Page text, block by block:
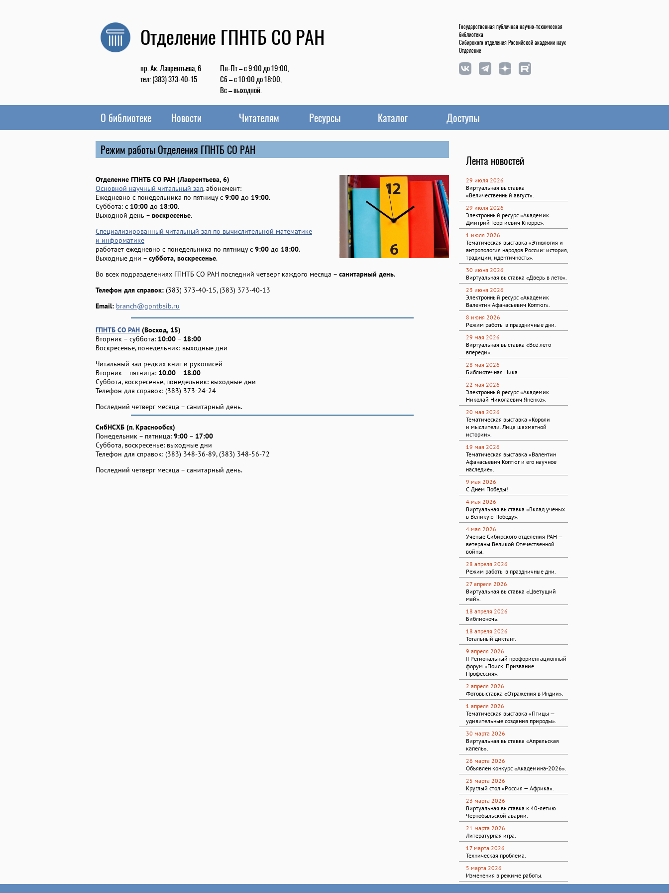
Отделение ГПНТБ СО РАН
Государственная публичная научно-техническая
библиотека
Сибирского отделения Российской академии наук
Отделение
пр. Ак. Лаврентьева, 6
тел: (383) 373-40-15
Пн-Пт – с 9:00 до 19:00,
Сб – с 10:00 до 18:00,
Вс – выходной.
О библиотеке Новости Читателям Ресурсы Каталог Доступы
Режим работы Отделения ГПНТБ СО РАН
Отделение ГПНТБ СО РАН (Лаврентьева, 6)
Основной научный читальный зал, абонемент:
Ежедневно с понедельника по пятницу с 9:00 до 19:00.
Суббота: с 10:00 до 18:00.
Выходной день – воскресенье.
Специализированный читальный зал по вычислительной математике
и информатике
работает ежедневно с понедельника по пятницу с 9:00 до 18:00.
Выходные дни – суббота, воскресенье.
Во всех подразделениях ГПНТБ СО РАН последний четверг каждого месяца – санитарный день.
Телефон для справок: (383) 373-40-15, (383) 373-40-13
Email: branch@gpntbsib.ru
ГПНТБ СО РАН (Восход, 15)
Вторник – суббота: 10:00 – 18:00
Воскресенье, понедельник: выходные дни
Читальный зал редких книг и рукописей
Вторник – пятница: 10.00 – 18.00
Суббота, воскресенье, понедельник: выходные дни
Телефон для справок: (383) 373-24-24
Последний четверг месяца – санитарный день.
СибНСХБ (п. Краснообск)
Понедельник – пятница: 9:00 – 17:00
Суббота, воскресенье: выходные дни
Телефон для справок: (383) 348-36-89, (383) 348-56-72
Последний четверг месяца – санитарный день.
Лента новостей
29 июля 2026
Виртуальная выставка
«Величественный август».
29 июля 2026
Электронный ресурс «Академик
Дмитрий Георгиевич Кнорре».
1 июля 2026
Тематическая выставка «Этнология и
антропология народов России: история,
традиции, идентичность».
30 июня 2026
Виртуальная выставка «Дверь в лето».
23 июня 2026
Электронный ресурс «Академик
Валентин Афанасьевич Коптюг».
8 июня 2026
Режим работы в праздничные дни.
29 мая 2026
Виртуальная выставка «Всё лето
впереди».
28 мая 2026
Библиотечная Ника.
22 мая 2026
Электронный ресурс «Академик
Николай Николаевич Яненко».
20 мая 2026
Тематическая выставка «Короли
и мыслители. Лица шахматной
истории».
19 мая 2026
Тематическая выставка «Валентин
Афанасьевич Коптюг и его научное
наследие».
9 мая 2026
С Днем Победы!
4 мая 2026
Виртуальная выставка «Вклад ученых
в Великую Победу».
4 мая 2026
Ученые Сибирского отделения РАН —
ветераны Великой Отечественной
войны.
28 апреля 2026
Режим работы в праздничные дни.
27 апреля 2026
Виртуальная выставка «Цветущий
май».
18 апреля 2026
Библионочь.
18 апреля 2026
Тотальный диктант.
9 апреля 2026
II Региональный профориентационный
форум «Поиск. Призвание.
Профессия».
2 апреля 2026
Фотовыставка «Отражения в Индии».
1 апреля 2026
Тематическая выставка «Птицы —
удивительные создания природы».
30 марта 2026
Виртуальная выставка «Апрельская
капель».
26 марта 2026
Объявлен конкурс «Академина-2026».
25 марта 2026
Круглый стол «Россия — Африка».
23 марта 2026
Виртуальная выставка к 40-летию
Чернобыльской аварии.
21 марта 2026
Литературная игра.
17 марта 2026
Техническая проблема.
5 марта 2026
Изменения в режиме работы.